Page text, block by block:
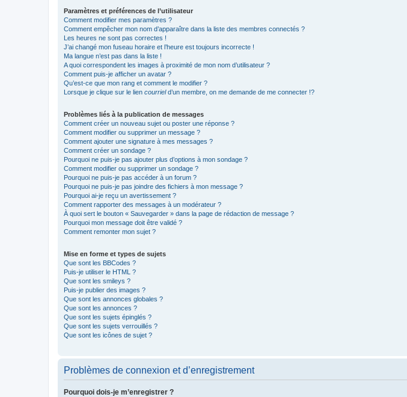
Paramètres et préférences de l’utilisateur
Comment modifier mes paramètres ?
Comment empêcher mon nom d’apparaître dans la liste des membres connectés ?
Les heures ne sont pas correctes !
J’ai changé mon fuseau horaire et l’heure est toujours incorrecte !
Ma langue n’est pas dans la liste !
A quoi correspondent les images à proximité de mon nom d’utilisateur ?
Comment puis-je afficher un avatar ?
Qu’est-ce que mon rang et comment le modifier ?
Lorsque je clique sur le lien courrield’un membre, on me demande de me connecter !?
Problèmes liés à la publication de messages
Comment créer un nouveau sujet ou poster une réponse ?
Comment modifier ou supprimer un message ?
Comment ajouter une signature à mes messages ?
Comment créer un sondage ?
Pourquoi ne puis-je pas ajouter plus d’options à mon sondage ?
Comment modifier ou supprimer un sondage ?
Pourquoi ne puis-je pas accéder à un forum ?
Pourquoi ne puis-je pas joindre des fichiers à mon message ?
Pourquoi ai-je reçu un avertissement ?
Comment rapporter des messages à un modérateur ?
À quoi sert le bouton « Sauvegarder » dans la page de rédaction de message ?
Pourquoi mon message doit être validé ?
Comment remonter mon sujet ?
Mise en forme et types de sujets
Que sont les BBCodes ?
Puis-je utiliser le HTML ?
Que sont les smileys ?
Puis-je publier des images ?
Que sont les annonces globales ?
Que sont les annonces ?
Que sont les sujets épinglés ?
Que sont les sujets verrouillés ?
Que sont les icônes de sujet ?
Problèmes de connexion et d’enregistrement
Pourquoi dois-je m’enregistrer ?